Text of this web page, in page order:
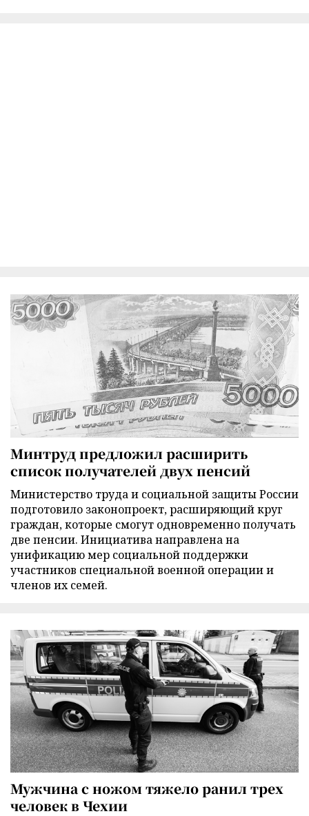
Минтруд предложил расширить
список получателей двух пенсий
Министерство труда и социальной защиты России
подготовило законопроект, расширяющий круг
граждан, которые смогут одновременно получать
две пенсии. Инициатива направлена на
унификацию мер социальной поддержки
участников специальной военной операции и
членов их семей.
Мужчина с ножом тяжело ранил трех
человек в Чехии